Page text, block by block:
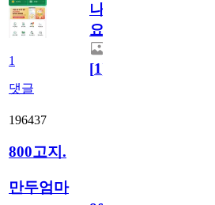
1
댓글
나
요)
[1]
196437
800고지.
만두엄마